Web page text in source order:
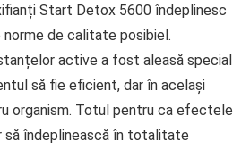
Start Detox 5600 îndeplinesc
de calitate posibiel.
active a fost aleasă special
să fie eficient, dar în același
organism. Totul pentru ca efectele
să îndeplinească în totalitate